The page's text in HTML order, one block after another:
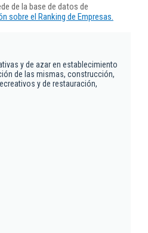
de la base de datos de
sobre el Ranking de Empresas.
y de azar en establecimiento
de las mismas, construcción,
y de restauración,